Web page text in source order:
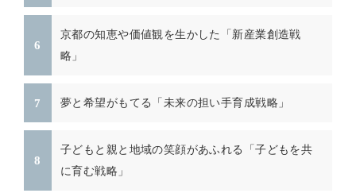
京都の知恵や価値観を生かした「新産業創造戦
略」
夢と希望がもてる「未来の担い手育成戦略」
子どもと親と地域の笑顔があふれる「子どもを共
に育む戦略」